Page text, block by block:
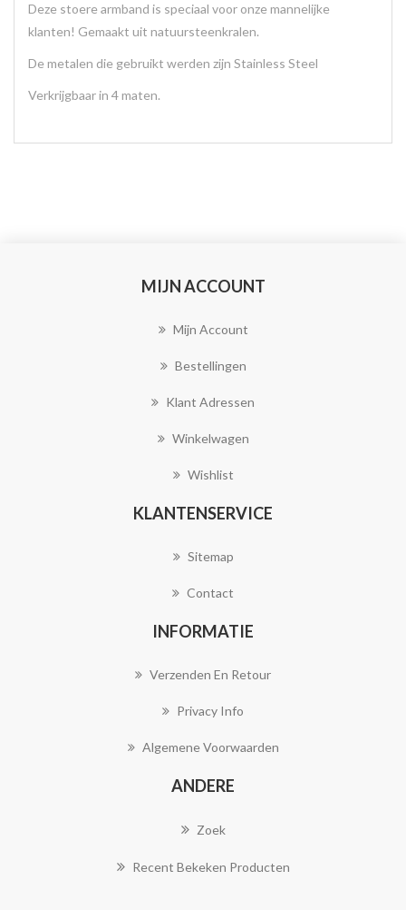
Deze stoere armband is speciaal voor onze mannelijke
klanten! Gemaakt uit natuursteenkralen.
De metalen die gebruikt werden zijn Stainless Steel
Verkrijgbaar in 4 maten.
MIJN ACCOUNT
Mijn Account
Bestellingen
Klant Adressen
Winkelwagen
Wishlist
KLANTENSERVICE
Sitemap
Contact
INFORMATIE
Verzenden En Retour
Privacy Info
Algemene Voorwaarden
ANDERE
Zoek
Recent Bekeken Producten